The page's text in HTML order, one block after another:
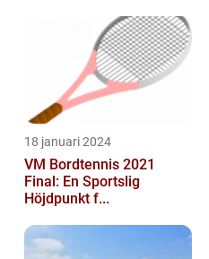
18 januari 2024
VM Bordtennis 2021
Final: En Sportslig
Höjdpunkt f...